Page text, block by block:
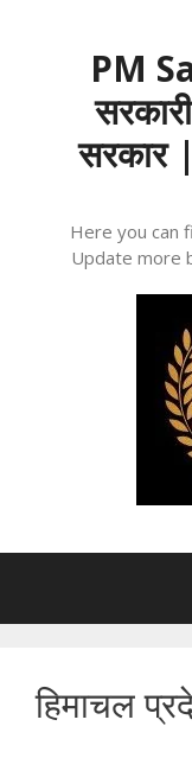
PM
सरकार
Here you can
Update more
हिमाचल